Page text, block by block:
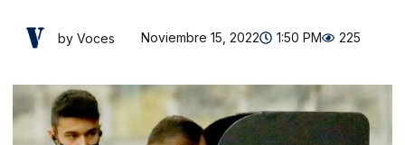
by Voces Noviembre 15, 2022 1:50 PM 225